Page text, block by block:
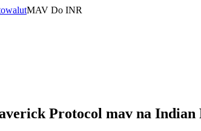
MAV Do INR
Protocol mav na Indian